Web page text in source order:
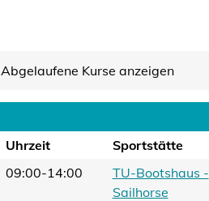
Abgelaufene Kurse anzeigen
Uhrzeit Sportstätte
09:00-14:00
TU-Bootshaus -
Sailhorse